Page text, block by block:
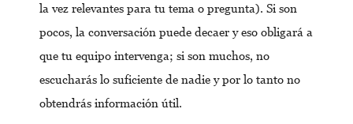
la vez relevantes para tu tema o pregunta). Si son
pocos, la conversación puede decaer y eso obligará a
que tu equipo intervenga; si son muchos, no
escucharás lo suficiente de nadie y por lo tanto no
obtendrás información útil.